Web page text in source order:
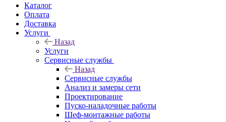
Каталог
Оплата
Доставка
Услуги
Назад
Услуги
Сервисные службы
Назад
Сервисные службы
Анализ и замеры сети
Проектирование
Пуско-наладочные работы
Шеф-монтажные работы